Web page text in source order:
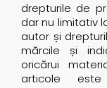
drepturile de
dar nu limitativ
autor și
mărcile și
oricărui
articole